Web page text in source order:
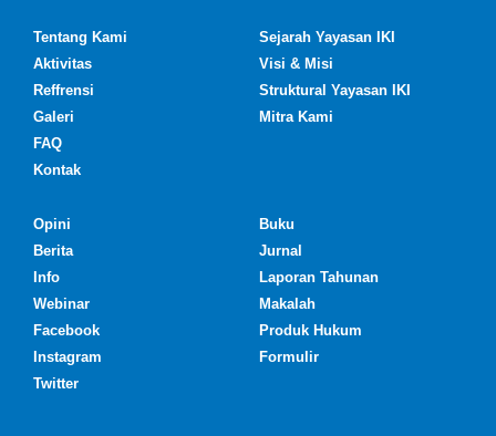
Tentang Kami
Aktivitas
Reffrensi
Galeri
FAQ
Kontak
Sejarah Yayasan IKI
Visi & Misi
Struktural Yayasan IKI
Mitra Kami
Opini
Berita
Info
Webinar
Facebook
Instagram
Twitter
Buku
Jurnal
Laporan Tahunan
Makalah
Produk Hukum
Formulir